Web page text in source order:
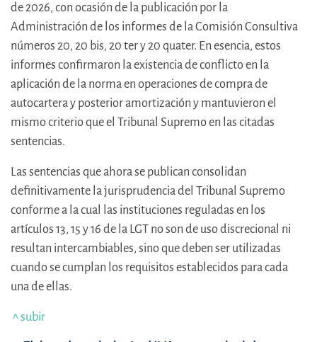
de 2026, con ocasión de la publicación por la
Administración de los informes de la Comisión Consultiva
números 20, 20 bis, 20 ter y 20 quater. En esencia, estos
informes confirmaron la existencia de conflicto en la
aplicación de la norma en operaciones de compra de
autocartera y posterior amortización y mantuvieron el
mismo criterio que el Tribunal Supremo en las citadas
sentencias.
Las sentencias que ahora se publican consolidan
definitivamente la jurisprudencia del Tribunal Supremo
conforme a la cual las instituciones reguladas en los
artículos 13, 15 y 16 de la LGT no son de uso discrecional ni
resultan intercambiables, sino que deben ser utilizadas
cuando se cumplan los requisitos establecidos para cada
una de ellas.
^ subir